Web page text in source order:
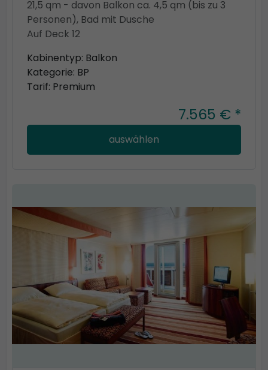
21,5 qm - davon Balkon ca. 4,5 qm (bis zu 3
Personen), Bad mit Dusche
Auf Deck 12
Kabinentyp: Balkon
Kategorie: BP
Tarif: Premium
7.565 € *
auswählen